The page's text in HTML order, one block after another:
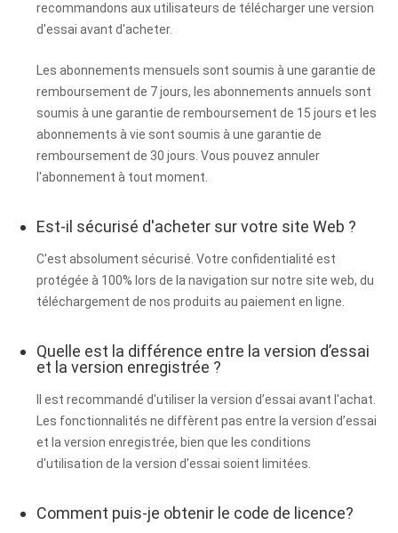
recommandons aux utilisateurs de télécharger une version
d'essai avant d'acheter.
Les abonnements mensuels sont soumis à une garantie de
remboursement de 7 jours, les abonnements annuels sont
soumis à une garantie de remboursement de 15 jours et les
abonnements à vie sont soumis à une garantie de
remboursement de 30 jours. Vous pouvez annuler
l'abonnement à tout moment.
Est-il sécurisé d'acheter sur votre site Web ?
C'est absolument sécurisé. Votre confidentialité est
protégée à 100% lors de la navigation sur notre site web, du
téléchargement de nos produits au paiement en ligne.
Quelle est la différence entre la version d’essai
et la version enregistrée ?
Il est recommandé d'utiliser la version d’essai avant l'achat.
Les fonctionnalités ne diffèrent pas entre la version d’essai
et la version enregistrée, bien que les conditions
d'utilisation de la version d’essai soient limitées.
Comment puis-je obtenir le code de licence?